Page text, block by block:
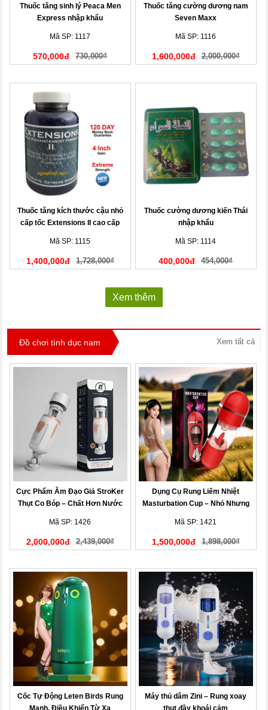
Thuốc tăng sinh lý Peaca Men
Express nhập khẩu
Mã SP: 1117
570,000đ 730,000₫
Thuốc tăng cường dương nam
Seven Maxx
Mã SP: 1116
1,600,000đ 2,000,000₫
Thuốc tăng kích thước cậu nhỏ
cấp tốc Extensions II cao cấp
Mã SP: 1115
1,400,000đ 1,728,000₫
Thuốc cường dương kiến Thái
nhập khẩu
Mã SP: 1114
400,000đ 454,000₫
Xem thêm
Đồ chơi tình dục nam Xem tất cả
Cực Phẩm Âm Đạo Giả StroKer
Thụt Co Bóp – Chất Hơn Nước
Mã SP: 1426
2,000,000đ 2,439,000₫
Dụng Cụ Rung Liếm Nhiệt
Masturbation Cup – Nhỏ Nhưng
Mã SP: 1421
1,500,000đ 1,898,000₫
Cốc Tự Động Leten Birds Rung
Máy thủ dâm Zini – Rung xoay